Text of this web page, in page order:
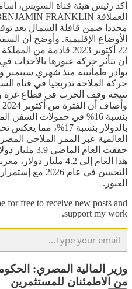
أكد رئيس هيئة قناة السويس،
مجددا ضمن قافلة الشمال بعد
الأوضاع الإقليمية. وأوضح أن
22 أكتوبر 2023 قادمة
أن تتأثر حركة عبورها بالأحداث
بوادر طمأنينة منذ شهري سبتمبر
حركة الملاحة تدريجيا في قناة
نتيجة وقف الحرب في قطاع غزة
بنسبة 16% في حمولات السفن
بالدولار بنسبة 17%،
العالمية عبر الممر الملاحي
حققت العام
هذا العام إلى 4.2
التحسن في عام
العبور.
for free to receive new posts and
support my work.
وزير المالية المصري:
من الاطمئنان للمستثمرين